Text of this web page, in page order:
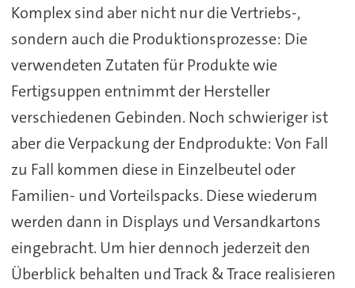
Komplex sind aber nicht nur die Vertriebs-,
sondern auch die Produktionsprozesse: Die
verwendeten Zutaten für Produkte wie
Fertigsuppen entnimmt der Hersteller
verschiedenen Gebinden. Noch schwieriger ist
aber die Verpackung der Endprodukte: Von Fall
zu Fall kommen diese in Einzelbeutel oder
Familien- und Vorteilspacks. Diese wiederum
werden dann in Displays und Versandkartons
eingebracht. Um hier dennoch jederzeit den
Überblick behalten und Track & Trace realisieren